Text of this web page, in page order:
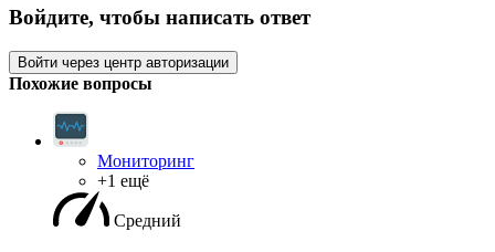
Войдите, чтобы написать ответ
Войти через центр авторизации
Похожие вопросы
Мониторинг
+1 ещё
Средний